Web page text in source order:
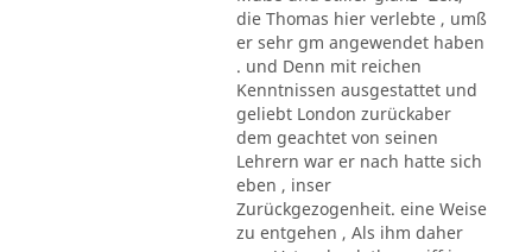
die Thomas hier verlebte , umß
er sehr gm angewendet haben
. und Denn mit reichen
Kenntnissen ausgestattet und
geliebt London zurückaber
dem geachtet von seinen
Lehrern war er nach hatte sich
eben , inser
Zurückgezogenheit. eine Weise
zu entgehen , Als ihm daher